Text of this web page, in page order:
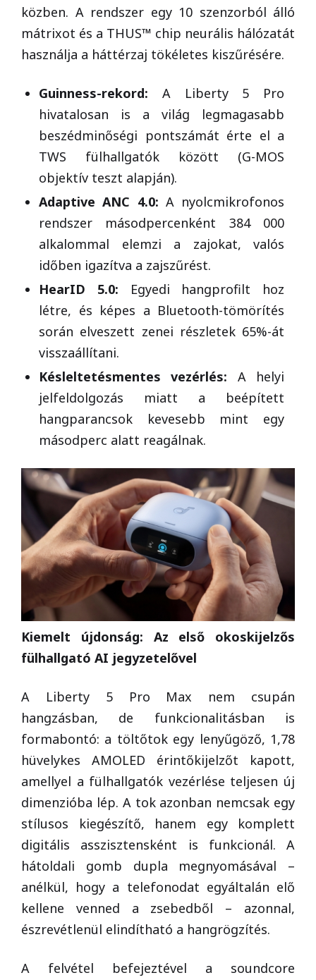
közben. A rendszer egy 10 szenzorból álló
mátrixot és a THUS™ chip neurális hálózatát
használja a háttérzaj tökéletes kiszűrésére.
Guinness-rekord: A Liberty 5 Pro
hivatalosan is a világ legmagasabb
beszédminőségi pontszámát érte el a
TWS fülhallgatók között (G-MOS
objektív teszt alapján).
Adaptive ANC 4.0: A nyolcmikrofonos
rendszer másodpercenként 384 000
alkalommal elemzi a zajokat, valós
időben igazítva a zajszűrést.
HearID 5.0: Egyedi hangprofilt hoz
létre, és képes a Bluetooth-tömörítés
során elveszett zenei részletek 65%-át
visszaállítani.
Késleltetésmentes vezérlés: A helyi
jelfeldolgozás miatt a beépített
hangparancsok kevesebb mint egy
másodperc alatt reagálnak.
Kiemelt újdonság: Az első okoskijelzős
fülhallgató AI jegyzetelővel
A Liberty 5 Pro Max nem csupán
hangzásban, de funkcionalitásban is
formabontó: a töltőtok egy lenyűgöző, 1,78
hüvelykes AMOLED érintőkijelzőt kapott,
amellyel a fülhallgatók vezérlése teljesen új
dimenzióba lép. A tok azonban nemcsak egy
stílusos kiegészítő, hanem egy komplett
digitális asszisztensként is funkcionál. A
hátoldali gomb dupla megnyomásával –
anélkül, hogy a telefonodat egyáltalán elő
kellene venned a zsebedből – azonnal,
észrevétlenül elindítható a hangrögzítés.
A felvétel befejeztével a soundcore